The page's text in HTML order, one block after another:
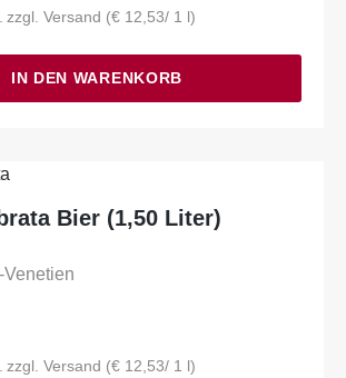
(€12,53/ 1 l)
zzgl.Versand
IN DEN WARENKORB
Bier (1,50 Liter)
(€12,53/ 1 l)
zzgl.Versand